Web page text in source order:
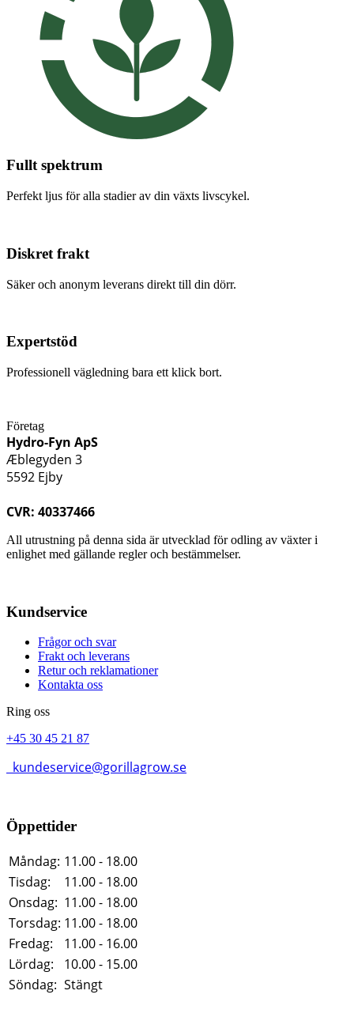
Fullt spektrum
Perfekt ljus för alla stadier av din växts livscykel.
Diskret frakt
Säker och anonym leverans direkt till din dörr.
Expertstöd
Professionell vägledning bara ett klick bort.
Företag
Hydro-Fyn ApS
Æblegyden 3
5592 Ejby
CVR: 40337466
All utrustning på denna sida är utvecklad för odling av växter i
enlighet med gällande regler och bestämmelser.
Kundservice
Frågor och svar
Frakt och leverans
Retur och reklamationer
Kontakta oss
Ring oss
+45 30 45 21 87
kundeservice@gorillagrow.se
Öppettider
Måndag: 11.00 - 18.00
Tisdag:
11.00 - 18.00
Onsdag: 11.00 - 18.00
Torsdag: 11.00 - 18.00
Fredag:
11.00 - 16.00
Lördag:
10.00 - 15.00
Söndag: Stängt